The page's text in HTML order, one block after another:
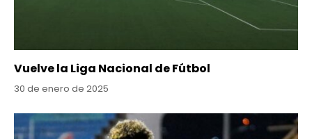
Vuelve la Liga Nacional de Fútbol
30 de enero de 2025